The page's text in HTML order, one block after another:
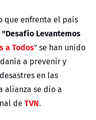
que enfrenta el país
"Desafío Levantemos
a Todos" se han unido
a prevenir y
en las
alianza se dio a
de TVN.